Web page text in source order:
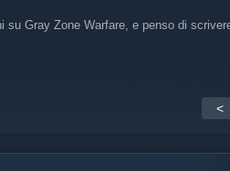
su Gray Zone Warfare, e penso di
<